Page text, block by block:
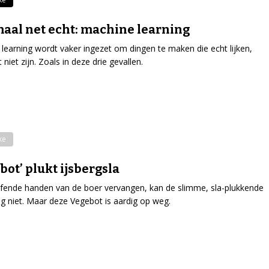
net echt: machine learning
wordt vaker ingezet om dingen te maken die echt lijken,
niet zijn. Zoals in deze drie gevallen.
plukt ijsbergsla
handen van de boer vervangen, kan de slimme, sla-plukkende
niet. Maar deze Vegebot is aardig op weg.